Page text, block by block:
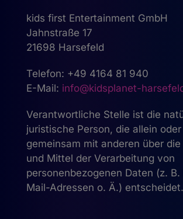
kids first Entertainment GmbH
Jahnstraße 17
21698 Harsefeld
Telefon: +49 4164 81 940
E-Mail: info@kidsplanet-
Verantwortliche Stelle ist die
juristische Person, die allein oder
gemeinsam mit anderen über
und Mittel der Verarbeitung von
personenbezogenen Daten (z.
Mail-Adressen o. Ä.) entscheidet.